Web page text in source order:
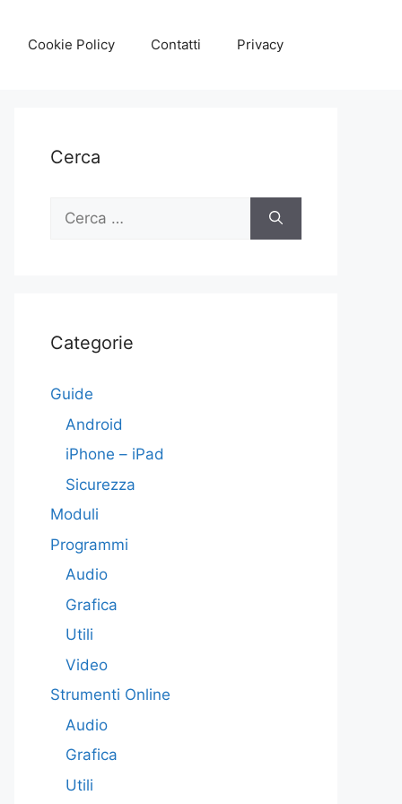
Cookie Policy Contatti Privacy
Cerca
Ricerca
Categorie
Guide
Android
iPhone – iPad
Sicurezza
Moduli
Programmi
Audio
Grafica
Utili
Video
Strumenti Online
Audio
Grafica
Utili